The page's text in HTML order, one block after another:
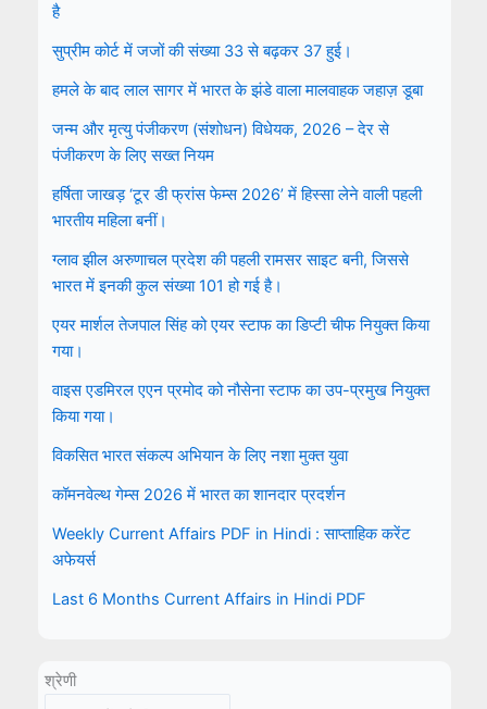
है
सुप्रीम कोर्ट में जजों की संख्या 33 से बढ़कर 37 हुई।
हमले के बाद लाल सागर में भारत के झंडे वाला मालवाहक जहाज़ डूबा
जन्म और मृत्यु पंजीकरण (संशोधन) विधेयक, 2026 – देर से
पंजीकरण के लिए सख्त नियम
हर्षिता जाखड़ ‘टूर डी फ्रांस फेम्स 2026’ में हिस्सा लेने वाली पहली
भारतीय महिला बनीं।
ग्लाव झील अरुणाचल प्रदेश की पहली रामसर साइट बनी, जिससे
भारत में इनकी कुल संख्या 101 हो गई है।
एयर मार्शल तेजपाल सिंह को एयर स्टाफ का डिप्टी चीफ नियुक्त किया
गया।
वाइस एडमिरल एएन प्रमोद को नौसेना स्टाफ का उप-प्रमुख नियुक्त
किया गया।
विकसित भारत संकल्प अभियान के लिए नशा मुक्त युवा
कॉमनवेल्थ गेम्स 2026 में भारत का शानदार प्रदर्शन
Weekly Current Affairs PDF in Hindi : साप्ताहिक करेंट
अफेयर्स
Last 6 Months Current Affairs in Hindi PDF
श्रेणी